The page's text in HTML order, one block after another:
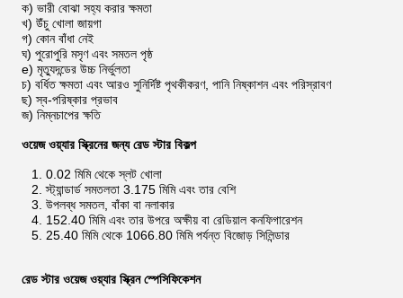
ক) ভারী বোঝা সহ্য করার ক্ষমতা
খ) উঁচু খোলা জায়গা
গ) কোন বাঁধা নেই
ঘ) পুরোপুরি মসৃণ এবং সমতল পৃষ্ঠ
e) মৃত্যুদন্ডের উচ্চ নির্ভুলতা
চ) বর্ধিত ক্ষমতা এবং আরও সুনির্দিষ্ট পৃথকীকরণ, পানি নিষ্কাশন এবং পরিস্রাবণ
ছ) স্ব-পরিষ্কার প্রভাব
জ) নিম্নচাপের ক্ষতি
ওয়েজ ওয়্যার স্ক্রিনের জন্য রেড স্টার বিকল্প
1. 0.02 মিমি থেকে স্লট খোলা
2. স্ট্যান্ডার্ড সমতলতা 3.175 মিমি এবং তার বেশি
3. উপলব্ধ সমতল, বাঁকা বা নলাকার
4. 152.40 মিমি এবং তার উপরে অক্ষীয় বা রেডিয়াল কনফিগারেশন
5. 25.40 মিমি থেকে 1066.80 মিমি পর্যন্ত বিজোড় সিলিন্ডার
রেড স্টার ওয়েজ ওয়্যার স্ক্রিন স্পেসিফিকেশন